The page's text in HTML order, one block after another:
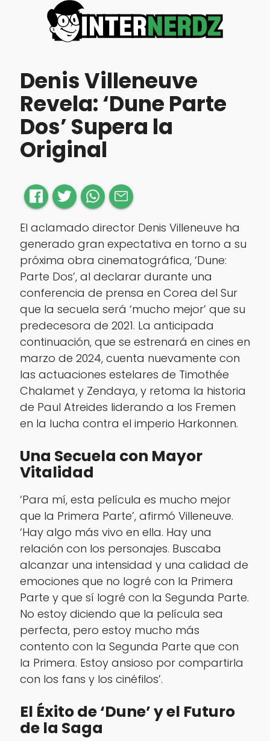
Denis Villeneuve
Revela: ‘Dune Parte
Dos’ Supera la
Original
El aclamado director Denis Villeneuve ha
generado gran expectativa en torno a su
próxima obra cinematográfica, ‘Dune:
Parte Dos’, al declarar durante una
conferencia de prensa en Corea del Sur
que la secuela será ‘mucho mejor’ que su
predecesora de 2021. La anticipada
continuación, que se estrenará en cines en
marzo de 2024, cuenta nuevamente con
las actuaciones estelares de Timothée
Chalamet y Zendaya, y retoma la historia
de Paul Atreides liderando a los Fremen
en la lucha contra el imperio Harkonnen.
Una Secuela con Mayor
Vitalidad
‘Para mí, esta película es mucho mejor
que la Primera Parte’, afirmó Villeneuve.
‘Hay algo más vivo en ella. Hay una
relación con los personajes. Buscaba
alcanzar una intensidad y una calidad de
emociones que no logré con la Primera
Parte y que sí logré con la Segunda Parte.
No estoy diciendo que la película sea
perfecta, pero estoy mucho más
contento con la Segunda Parte que con
la Primera. Estoy ansioso por compartirla
con los fans y los cinéfilos’.
El Éxito de ‘Dune’ y el Futuro
de la Saga